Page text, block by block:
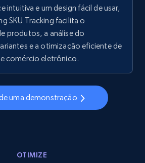
Currency, Gtin,
urls, Top reviews, and
875+ Comece agora
- Discover products by
intuitiva e um design fácil de usar,
SKU Tracking facilita o
produtos, a análise do
e a otimização eficiente de
comércio eletrônico.
uma demonstração
OTIMIZE